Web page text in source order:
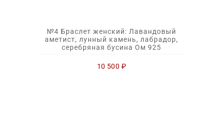
№4 Браслет женский: Лавандовый
аметист, лунный камень, лабрадор,
серебряная бусина Ом 925
10 500 ₽